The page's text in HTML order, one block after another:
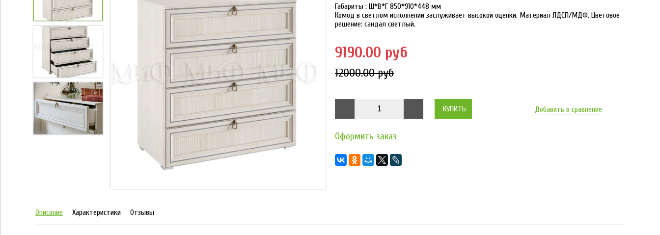
Габариты : Ш*В*Г 850*910*448 мм
Комод в светлом исполнении заслуживает высокой оценки. Материал ЛДСП/МДФ. Цветовое
решение: сандал светлый.
9190.00 руб
12000.00 руб
КУПИТЬ Добавить в сравнение
Оформить заказ
Описание Характеристики Отзывы